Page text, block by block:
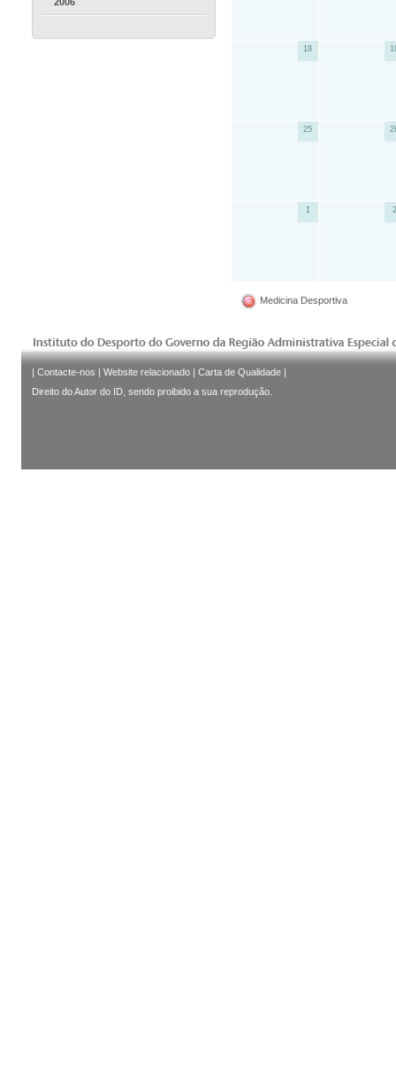
18
25
1 2
Medicina Desportiva
| Contacte-nos | Website relacionado | Carta de Qualidade |
Direito do Autor do ID, sendo proibido a sua reprodução.